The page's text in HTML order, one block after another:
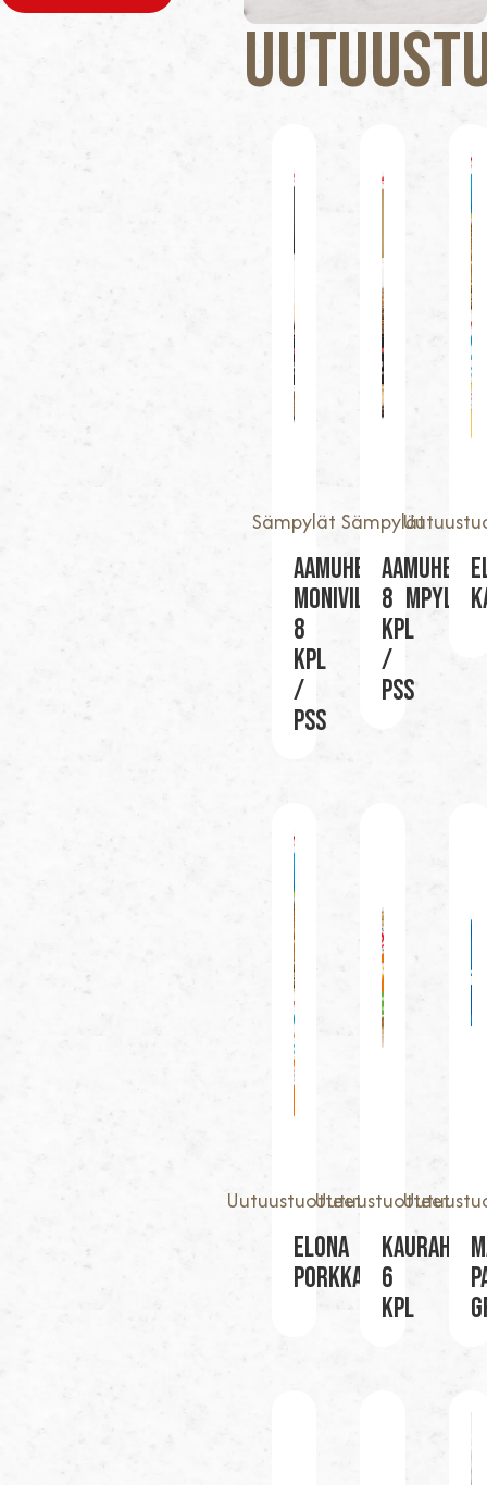
Sämpylät
AAMUHETKI-
MONIVILJASÄMPYLÄ
8
KPL
/
PSS
Sämpylät
8
KPL
/
PSS
Uutuustuotteet
Elona
Porkkana
Uutuustuotteet
6
KPL